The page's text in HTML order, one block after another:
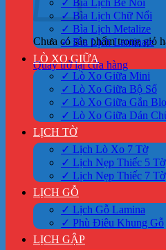
Chưa có sản phẩm trong giỏ
Quay trở lại cửa hàng
✓ Bìa Lịch Bế Nổi
✓ Bìa Lịch Chữ Nổi
✓ Bìa Lịch Metalize
✓ Bìa Lịch Laminate
LÒ XO GIỮA
✓ Lò Xo Giữa Mini
✓ Lò Xo Giữa Bộ Số
✓ Lò Xo Giữa Gắn
✓ Lò Xo Giữa Dán
LỊCH TỜ
✓ Lịch Lò Xo 7 Tờ
✓ Lịch Nẹp Thiếc 5 Tờ
✓ Lịch Nẹp Thiếc 7 Tờ
LỊCH GỖ
✓ Lịch Gỗ Lamina
✓ Phù Điêu Khung Gỗ
LỊCH GẬP